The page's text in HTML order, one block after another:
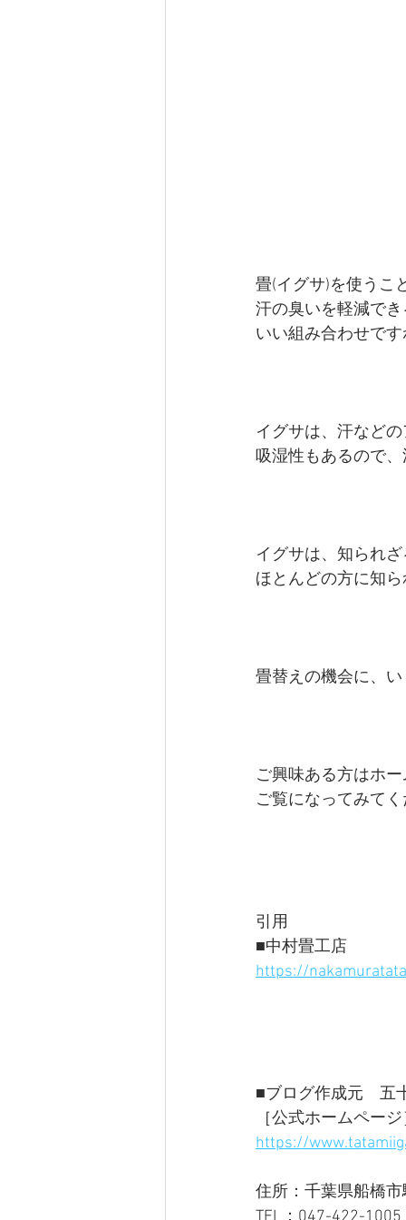
畳(イグサ)を使うこ
汗の臭いを軽減でき
いい組み合わせです
イグサは、汗など
吸湿性もあるので、
イグサは、知られ
ほとんどの方に知ら
畳替えの機会に、
ご興味ある方はホ
ご覧になってみてく
引用
■中村畳工店
https://
■ブログ作成元　五
［公式ホームページ
https://
住所：千葉県船橋